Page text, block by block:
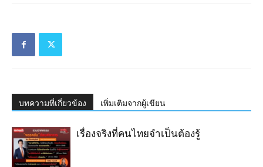
บทความที่เกี่ยวข้อง เพิ่มเติมจากผู้เขียน
เรื่องจริงที่คนไทยจำเป็นต้องรู้